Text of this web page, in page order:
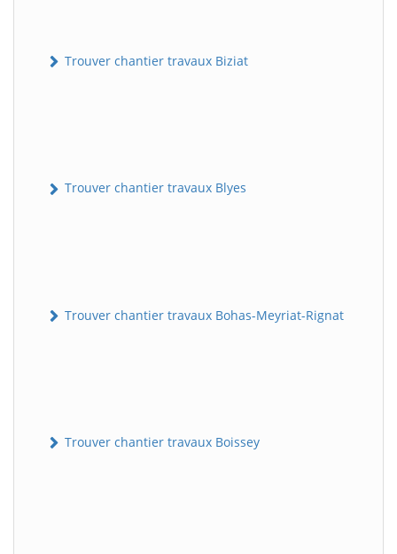
Trouver chantier travaux Biziat
Trouver chantier travaux Blyes
Trouver chantier travaux Bohas-Meyriat-Rignat
Trouver chantier travaux Boissey